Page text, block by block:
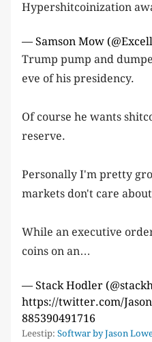
Hypershitcoinization
— Samson Mow
Trump pump and
eve of his presidency.
Of course he wants
reserve.
Personally I'm pretty
markets don't care
While an executive
coins on an…
— Stack Hodler
https://twitter.com/
885390491716
Leestip: Softwar by Jason